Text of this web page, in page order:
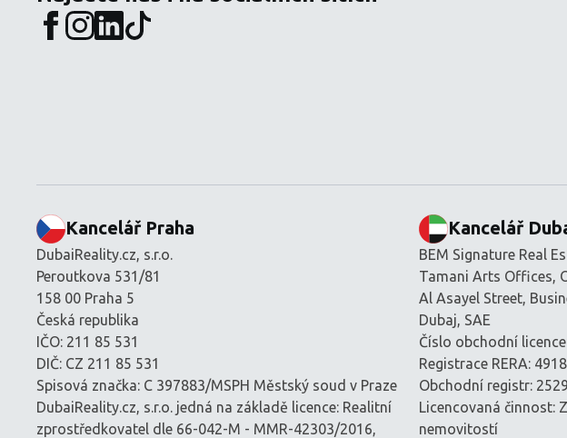
Kancelář Praha
DubaiReality.cz, s.r.o.
Peroutkova 531/81
158 00 Praha 5
Česká republika
IČO: 211 85 531
DIČ: CZ 211 85 531
Spisová značka: C 397883/MSPH Městský soud v Praze
DubaiReality.cz, s.r.o. jedná na základě licence: Realitní
zprostředkovatel dle 66-042-M - MMR-42303/2016,
Kancelář
BEM Signature Real
Tamani Arts Offices,
Al Asayel Street,
Dubaj, SAE
Číslo obchodní
Registrace RERA:
Obchodní registr:
Licencovaná činnost:
nemovitostí